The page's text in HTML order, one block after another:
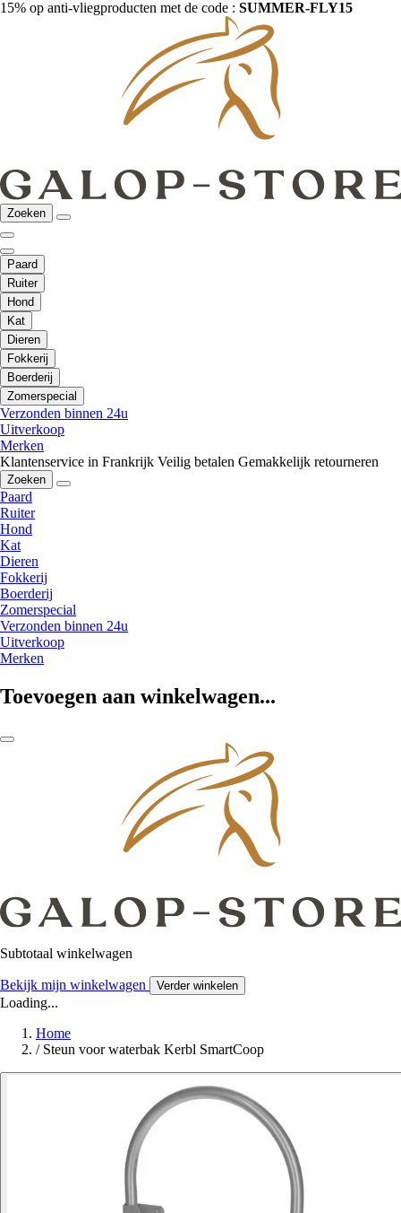
15% op anti-vliegproducten met de code : SUMMER-FLY15
Zoeken
Paard
Ruiter
Hond
Kat
Dieren
Fokkerij
Boerderij
Zomerspecial
Verzonden binnen 24u
Uitverkoop
Merken
Klantenservice in Frankrijk Veilig betalen Gemakkelijk retourneren
Zoeken
Paard
Ruiter
Hond
Kat
Dieren
Fokkerij
Boerderij
Zomerspecial
Verzonden binnen 24u
Uitverkoop
Merken
Toevoegen aan winkelwagen...
Subtotaal winkelwagen
Bekijk mijn winkelwagen Verder winkelen
Loading...
Home
/ Steun voor waterbak Kerbl SmartCoop